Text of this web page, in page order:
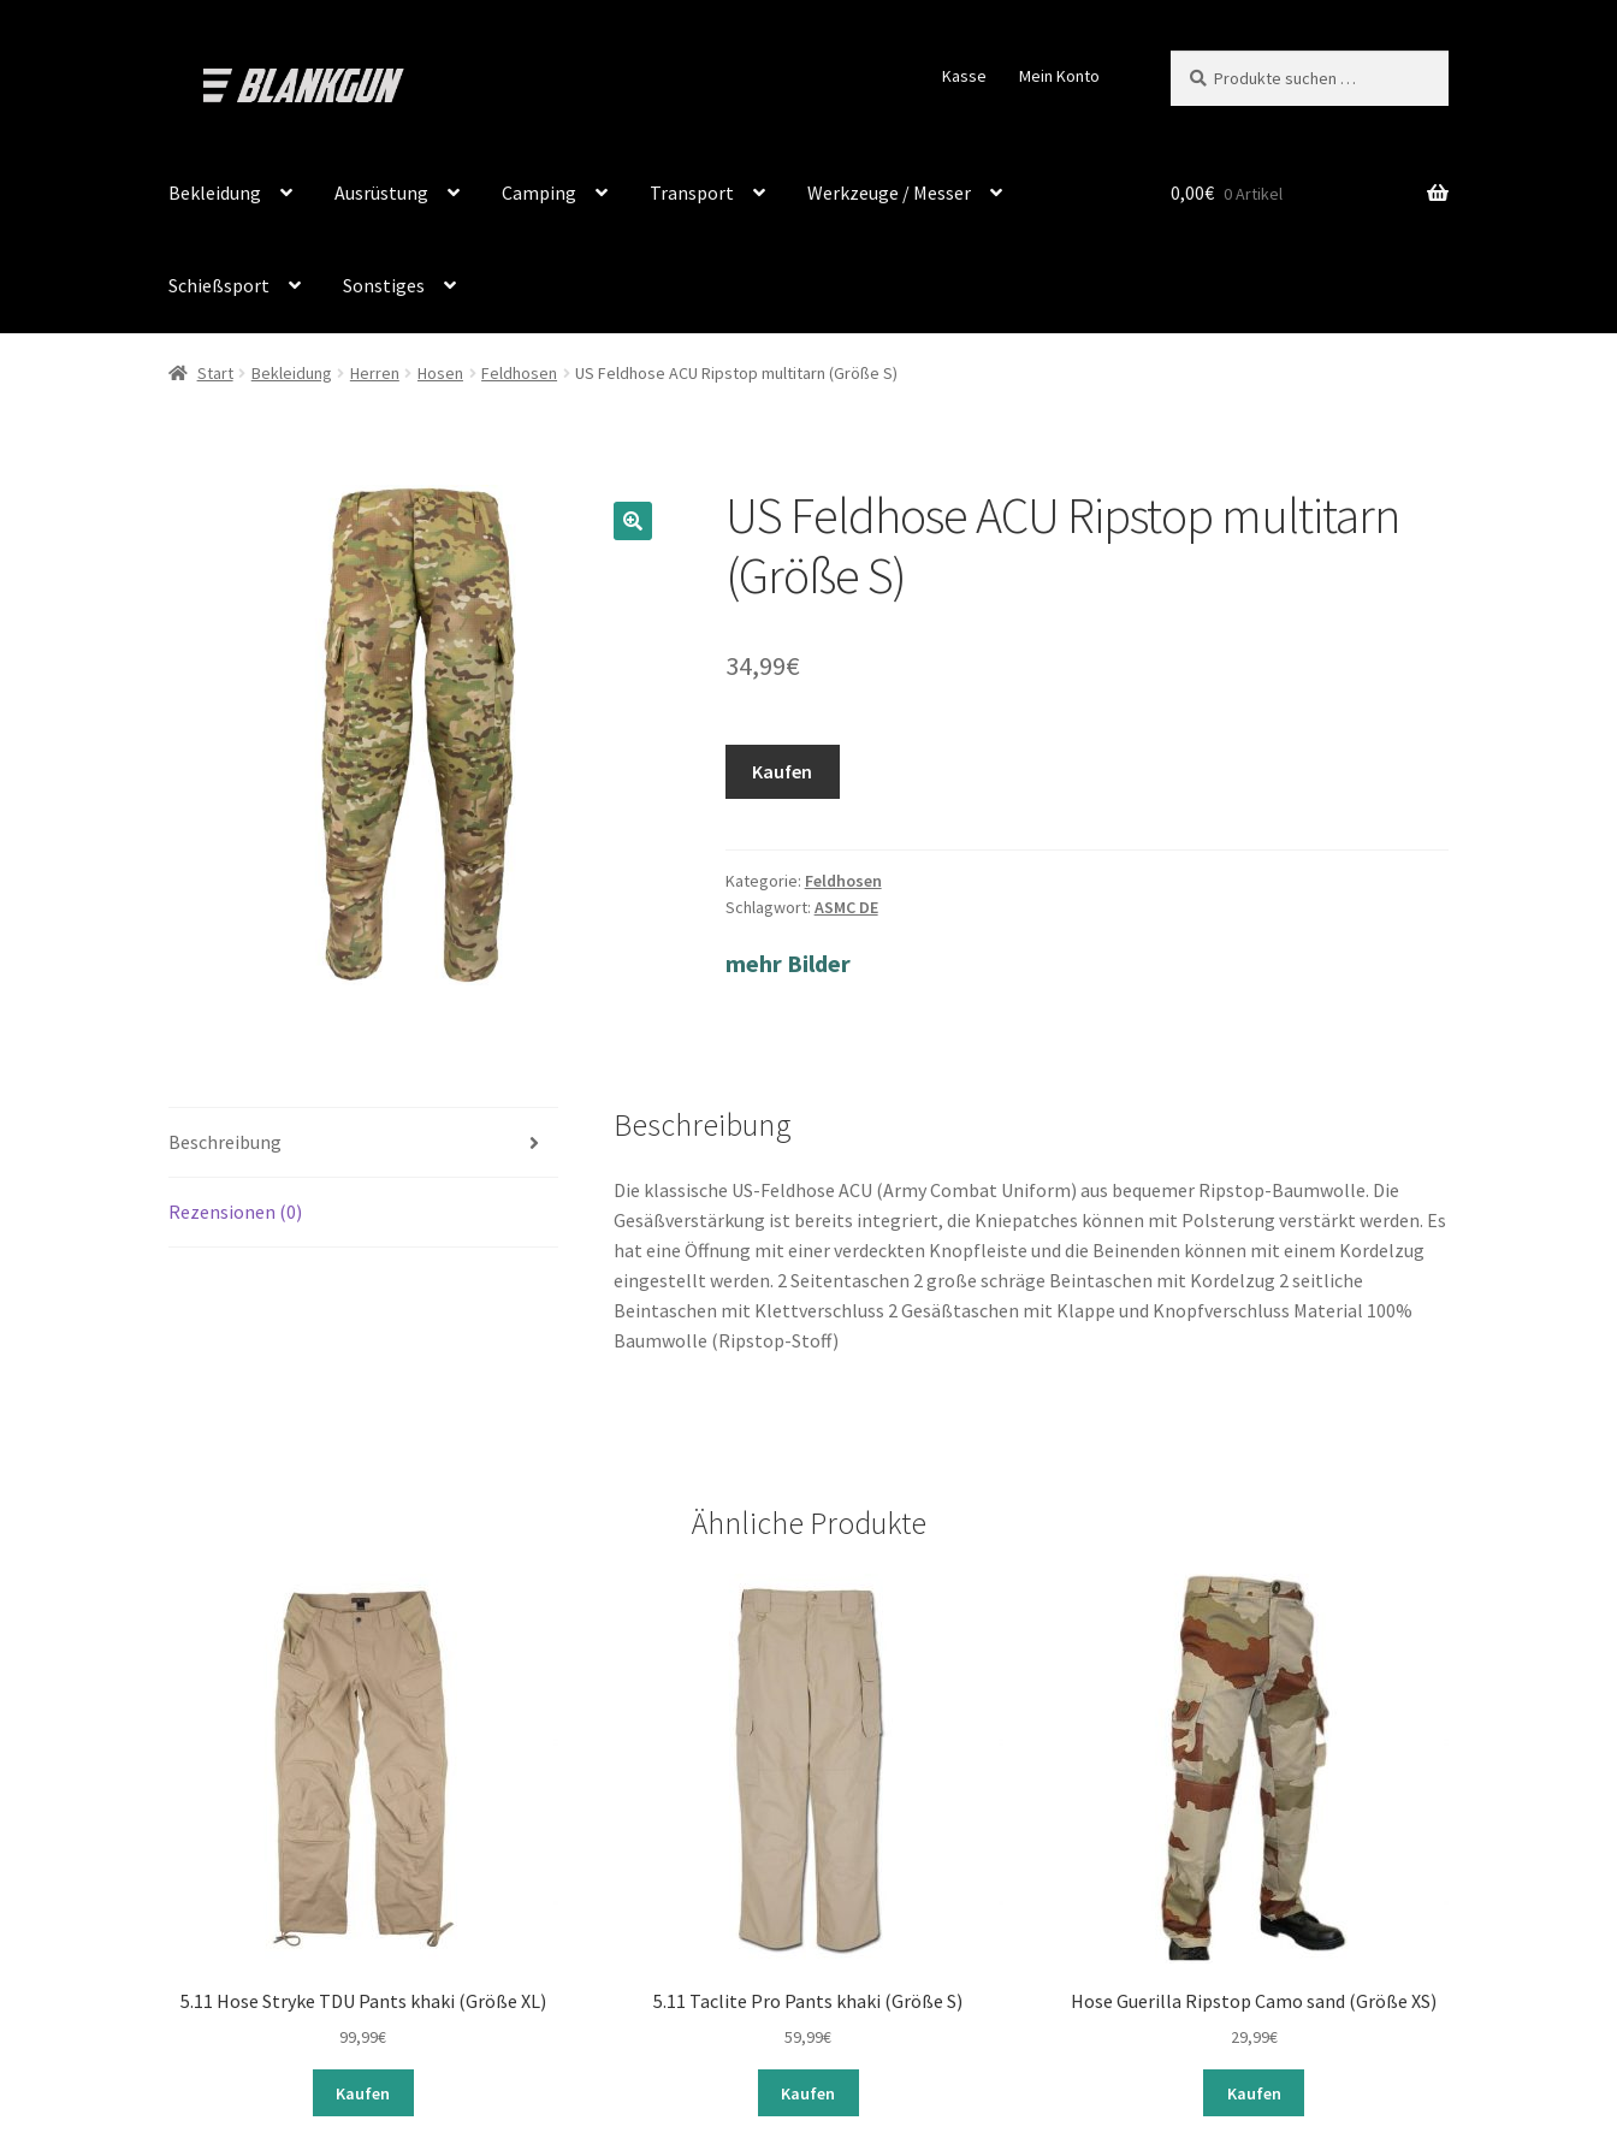
Navigation
Zum
Inhalt
Kasse Mein Konto
nach:
Bekleidung Ausrüstung Camping Transport Werkzeuge / Messer
Schießsport Sonstiges
0,00€ 0 Artikel
Start Bekleidung Herren Hosen Feldhosen US Feldhose ACU Ripstop multitarn (Größe S)
US Feldhose ACU Ripstop multitarn
(Größe S)
34,99€
Kaufen
Kategorie: Feldhosen
Schlagwort: ASMC DE
mehr Bilder
Beschreibung
Rezensionen (0)
Beschreibung
Die klassische US-Feldhose ACU (Army Combat Uniform) aus bequemer Ripstop-Baumwolle. Die
Gesäßverstärkung ist bereits integriert, die Kniepatches können mit Polsterung verstärkt werden. Es
hat eine Öffnung mit einer verdeckten Knopfleiste und die Beinenden können mit einem Kordelzug
eingestellt werden. 2 Seitentaschen 2 große schräge Beintaschen mit Kordelzug 2 seitliche
Beintaschen mit Klettverschluss 2 Gesäßtaschen mit Klappe und Knopfverschluss Material 100%
Baumwolle (Ripstop-Stoff)
Ähnliche Produkte
5.11 Hose Stryke TDU Pants khaki (Größe XL)
99,99€
Kaufen
5.11 Taclite Pro Pants khaki (Größe S)
59,99€
Kaufen
Hose Guerilla Ripstop Camo sand (Größe XS)
29,99€
Kaufen